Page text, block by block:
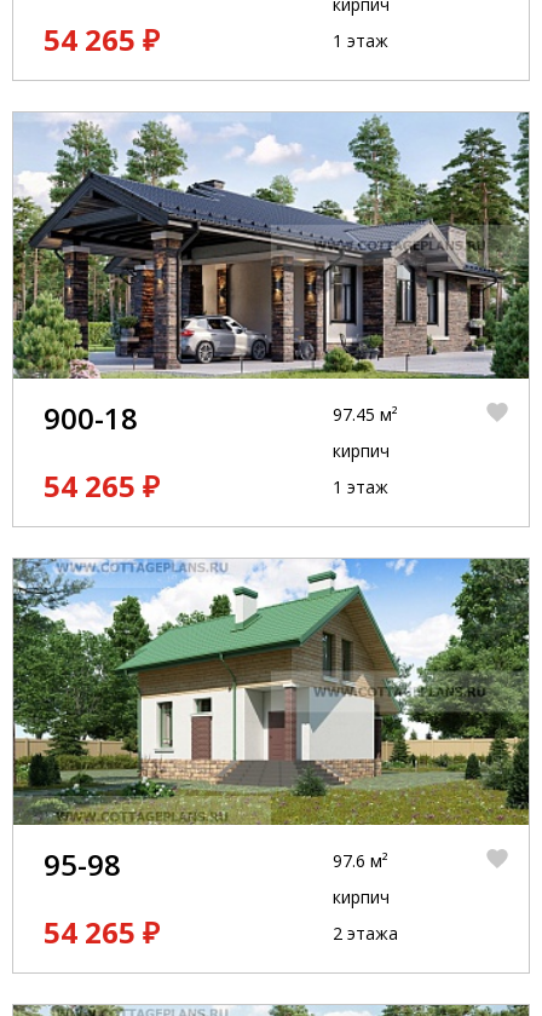
54 265 ₽
1 этаж
900-18
54 265 ₽
97.45 м²
кирпич
1 этаж
95-98
54 265 ₽
97.6 м²
кирпич
2 этажа